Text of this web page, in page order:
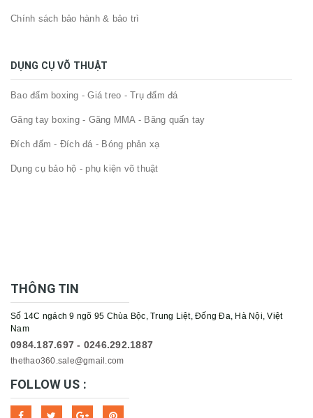
Chính sách bảo hành & bảo trì
DỤNG CỤ VÕ THUẬT
Bao đấm boxing - Giá treo - Trụ đấm đá
Găng tay boxing - Găng MMA - Băng quấn tay
Đích đấm - Đích đá - Bóng phản xạ
Dụng cụ bảo hộ - phụ kiện võ thuật
THÔNG TIN
Số 14C ngách 9 ngõ 95 Chùa Bộc, Trung Liệt, Đống Đa, Hà Nội, Việt
Nam
0984.187.697 - 0246.292.1887
thethao360.sale@gmail.com
FOLLOW US :